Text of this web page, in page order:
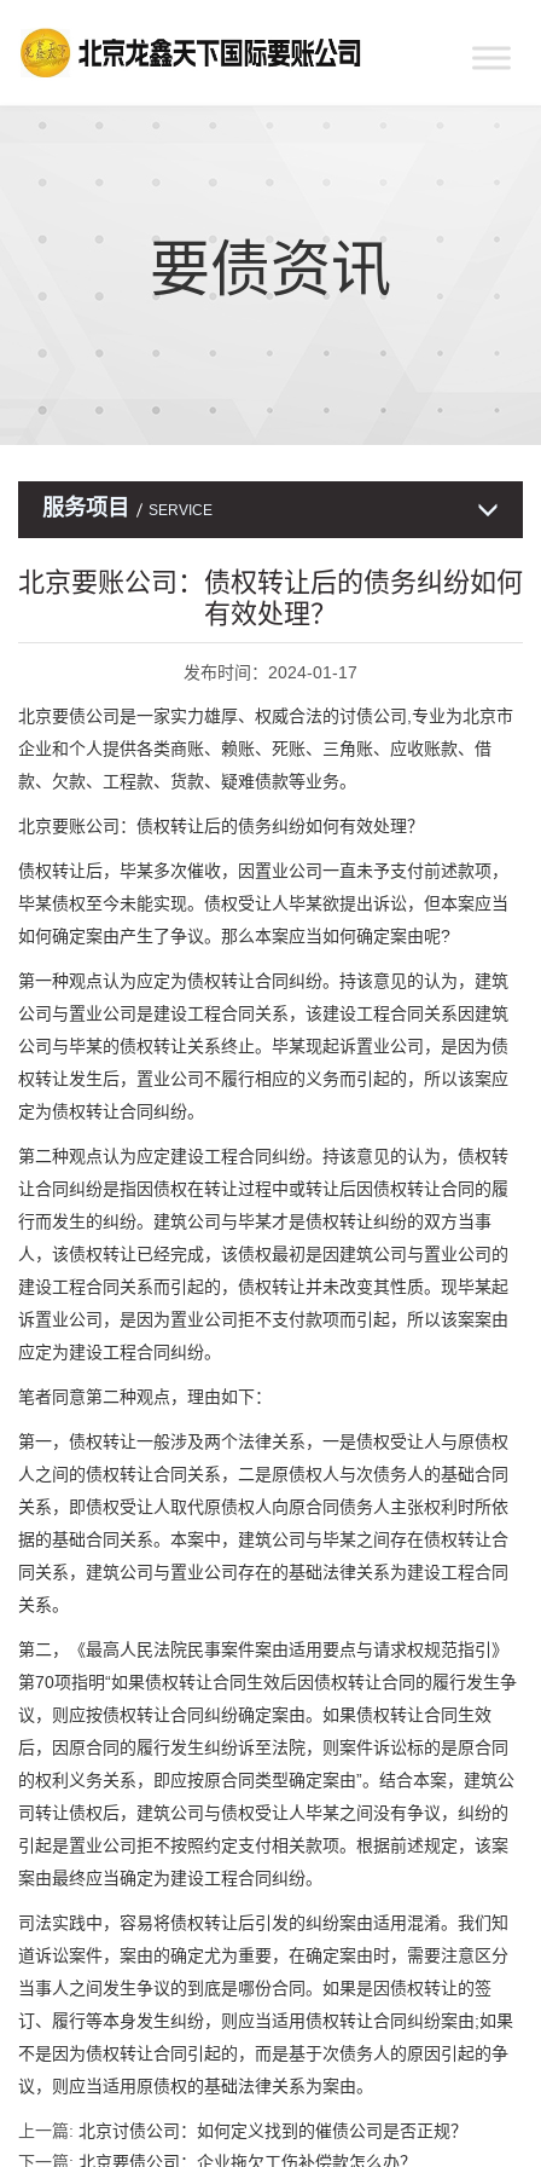
要债资讯
服务项目 SERVICE
北京要账公司：债权转让后的债务纠纷如何
有效处理？
发布时间：2024-01-17
北京要债公司是一家实力雄厚、权威合法的讨债公司,专业为北京市
企业和个人提供各类商账、赖账、死账、三角账、应收账款、借
款、欠款、工程款、货款、疑难债款等业务。
北京要账公司：债权转让后的债务纠纷如何有效处理？
债权转让后，毕某多次催收，因置业公司一直未予支付前述款项，
毕某债权至今未能实现。债权受让人毕某欲提出诉讼，但本案应当
如何确定案由产生了争议。那么本案应当如何确定案由呢?
第一种观点认为应定为债权转让合同纠纷。持该意见的认为，建筑
公司与置业公司是建设工程合同关系，该建设工程合同关系因建筑
公司与毕某的债权转让关系终止。毕某现起诉置业公司，是因为债
权转让发生后，置业公司不履行相应的义务而引起的，所以该案应
定为债权转让合同纠纷。
第二种观点认为应定建设工程合同纠纷。持该意见的认为，债权转
让合同纠纷是指因债权在转让过程中或转让后因债权转让合同的履
行而发生的纠纷。建筑公司与毕某才是债权转让纠纷的双方当事
人，该债权转让已经完成，该债权最初是因建筑公司与置业公司的
建设工程合同关系而引起的，债权转让并未改变其性质。现毕某起
诉置业公司，是因为置业公司拒不支付款项而引起，所以该案案由
应定为建设工程合同纠纷。
笔者同意第二种观点，理由如下：
第一，债权转让一般涉及两个法律关系，一是债权受让人与原债权
人之间的债权转让合同关系，二是原债权人与次债务人的基础合同
关系，即债权受让人取代原债权人向原合同债务人主张权利时所依
据的基础合同关系。本案中，建筑公司与毕某之间存在债权转让合
同关系，建筑公司与置业公司存在的基础法律关系为建设工程合同
关系。
第二，《最高人民法院民事案件案由适用要点与请求权规范指引》
第70项指明“如果债权转让合同生效后因债权转让合同的履行发生争
议，则应按债权转让合同纠纷确定案由。如果债权转让合同生效
后，因原合同的履行发生纠纷诉至法院，则案件诉讼标的是原合同
的权利义务关系，即应按原合同类型确定案由”。结合本案，建筑公
司转让债权后，建筑公司与债权受让人毕某之间没有争议，纠纷的
引起是置业公司拒不按照约定支付相关款项。根据前述规定，该案
案由最终应当确定为建设工程合同纠纷。
司法实践中，容易将债权转让后引发的纠纷案由适用混淆。我们知
道诉讼案件，案由的确定尤为重要，在确定案由时，需要注意区分
当事人之间发生争议的到底是哪份合同。如果是因债权转让的签
订、履行等本身发生纠纷，则应当适用债权转让合同纠纷案由;如果
不是因为债权转让合同引起的，而是基于次债务人的原因引起的争
议，则应当适用原债权的基础法律关系为案由。
上一篇: 北京讨债公司：如何定义找到的催债公司是否正规？
下一篇: 北京要债公司：企业拖欠工伤补偿款怎么办？